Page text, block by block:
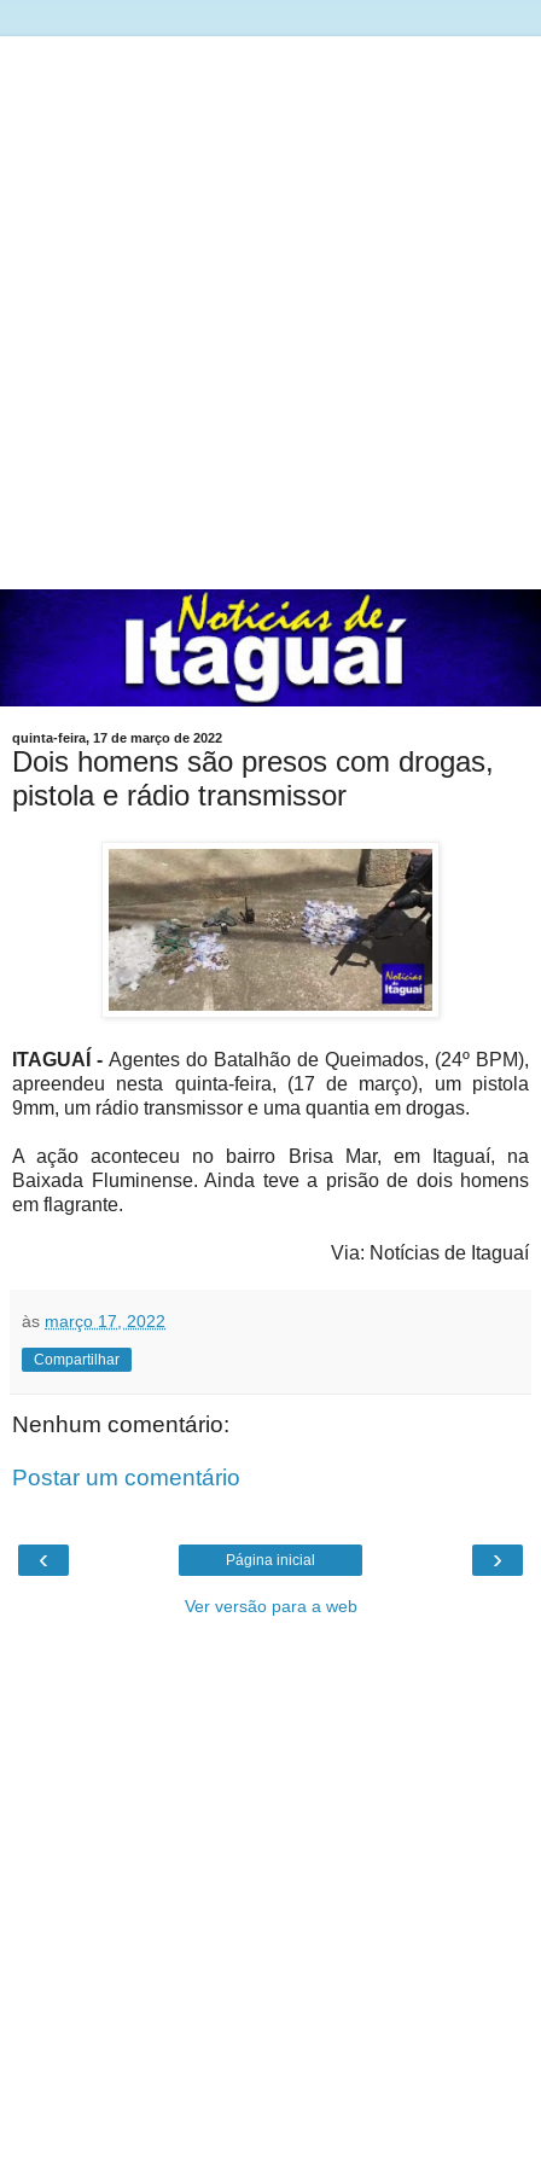
quinta-feira, 17 de março de 2022
Dois homens são presos com drogas,
pistola e rádio transmissor
ITAGUAÍ - Agentes do Batalhão de Queimados, (24º BPM),
apreendeu nesta quinta-feira, (17 de março), um pistola
9mm, um rádio transmissor e uma quantia em drogas.
A ação aconteceu no bairro Brisa Mar, em Itaguaí, na
Baixada Fluminense. Ainda teve a prisão de dois homens
em flagrante.
Via: Notícias de Itaguaí
às março 17, 2022
Compartilhar
Nenhum comentário:
Postar um comentário
‹ ›
Página inicial
Ver versão para a web